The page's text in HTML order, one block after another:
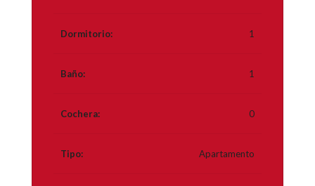
Dormitorio: 1
Baño: 1
Cochera: 0
Tipo: Apartamento